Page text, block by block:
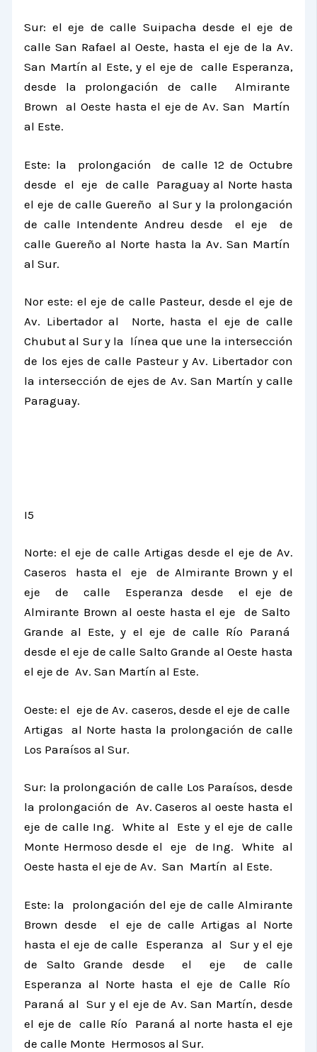
Sur: el eje de calle Suipacha desde el eje de
calle San Rafael al Oeste, hasta el eje de la Av.
San Martín al Este, y el eje de calle Esperanza,
desde la prolongación de calle Almirante
Brown al Oeste hasta el eje de Av. San Martín
al Este.
Este: la prolongación de calle 12 de Octubre
desde el eje de calle Paraguay al Norte hasta
el eje de calle Guereño al Sur y la prolongación
de calle Intendente Andreu desde el eje de
calle Guereño al Norte hasta la Av. San Martín
al Sur.
Nor este: el eje de calle Pasteur, desde el eje de
Av. Libertador al Norte, hasta el eje de calle
Chubut al Sur y la línea que une la intersección
de los ejes de calle Pasteur y Av. Libertador con
la intersección de ejes de Av. San Martín y calle
Paraguay.
I5
Norte: el eje de calle Artigas desde el eje de Av.
Caseros hasta el eje de Almirante Brown y el
eje de calle Esperanza desde el eje de
Almirante Brown al oeste hasta el eje de Salto
Grande al Este, y el eje de calle Río Paraná
desde el eje de calle Salto Grande al Oeste hasta
el eje de Av. San Martín al Este.
Oeste: el eje de Av. caseros, desde el eje de calle
Artigas al Norte hasta la prolongación de calle
Los Paraísos al Sur.
Sur: la prolongación de calle Los Paraísos, desde
la prolongación de Av. Caseros al oeste hasta el
eje de calle Ing. White al Este y el eje de calle
Monte Hermoso desde el eje de Ing. White al
Oeste hasta el eje de Av. San Martín al Este.
Este: la prolongación del eje de calle Almirante
Brown desde el eje de calle Artigas al Norte
hasta el eje de calle Esperanza al Sur y el eje
de Salto Grande desde el eje de calle
Esperanza al Norte hasta el eje de Calle Río
Paraná al Sur y el eje de Av. San Martín, desde
el eje de calle Río Paraná al norte hasta el eje
de calle Monte Hermosos al Sur.